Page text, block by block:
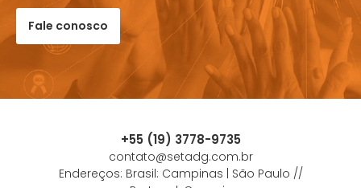
Fale conosco
+55 (19) 3778-9735
contato@setadg.com.br
Endereços: Brasil: Campinas | São Paulo //